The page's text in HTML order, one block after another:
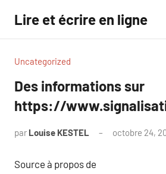
contenu
Lire et écrire en ligne
Uncategorized
Des informations sur
https://
par Louise KESTEL octobre 24,
Source à propos de